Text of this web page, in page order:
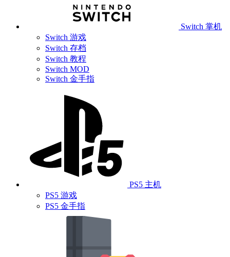
Switch 掌机
Switch 游戏
Switch 存档
Switch 教程
Switch MOD
Switch 金手指
PS5 主机
PS5 游戏
PS5 金手指